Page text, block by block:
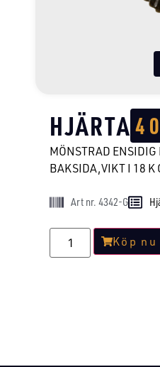
HJÄRTA4
MÖNSTRAD ENSIDIG
BAKSIDA,VIKT I 18 K
Art nr. 4342-G
Köp nu